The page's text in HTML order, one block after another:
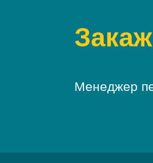
Менеджер